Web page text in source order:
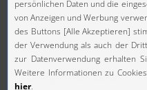
Passwort
Angemeldet bleiben